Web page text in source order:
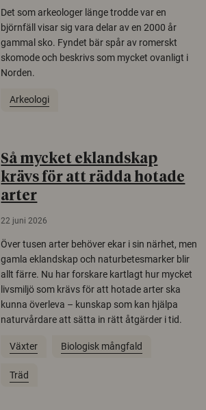
Det som arkeologer länge trodde var en
björnfäll visar sig vara delar av en 2000 år
gammal sko. Fyndet bär spår av romerskt
skomode och beskrivs som mycket ovanligt i
Norden.
Arkeologi
Så mycket eklandskap
krävs för att rädda hotade
arter
22 juni 2026
Över tusen arter behöver ekar i sin närhet, men
gamla eklandskap och naturbetesmarker blir
allt färre. Nu har forskare kartlagt hur mycket
livsmiljö som krävs för att hotade arter ska
kunna överleva – kunskap som kan hjälpa
naturvårdare att sätta in rätt åtgärder i tid.
Växter Biologisk mångfald
Träd